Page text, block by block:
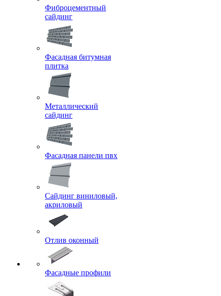
Фиброцементный
сайдинг
Фасадная битумная
плитка
Металлический
сайдинг
Фасадная панели пвх
Сайдинг виниловый,
акриловый
Отлив оконный
Фасадные профили